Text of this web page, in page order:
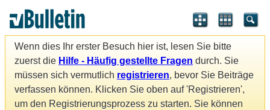
Wenn dies Ihr erster Besuch hier ist, lesen Sie bitte
zuerst die Hilfe - Häufig gestellte Fragen durch. Sie
müssen sich vermutlich registrieren, bevor Sie Beiträge
verfassen können. Klicken Sie oben auf 'Registrieren',
um den Registrierungsprozess zu starten. Sie können